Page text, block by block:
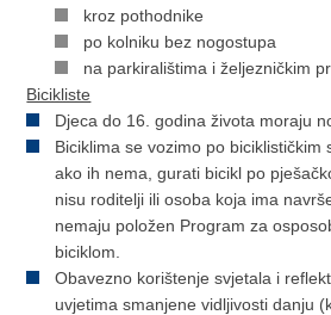
kroz pothodnike
po kolniku bez nogostupa
na parkiralištima i željezničkim
Bicikliste
Djeca do 16. godina života moraju
Biciklima se vozimo po biciklističkim
ako ih nema, gurati bicikl po
nisu roditelji ili osoba koja ima
nemaju položen Program za
biciklom.
Obavezno korištenje svjetala i
uvjetima smanjene vidljivosti danju